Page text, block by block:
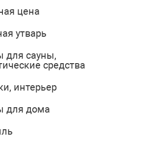
цена
утварь
для сауны,
средства
интерьер
для дома